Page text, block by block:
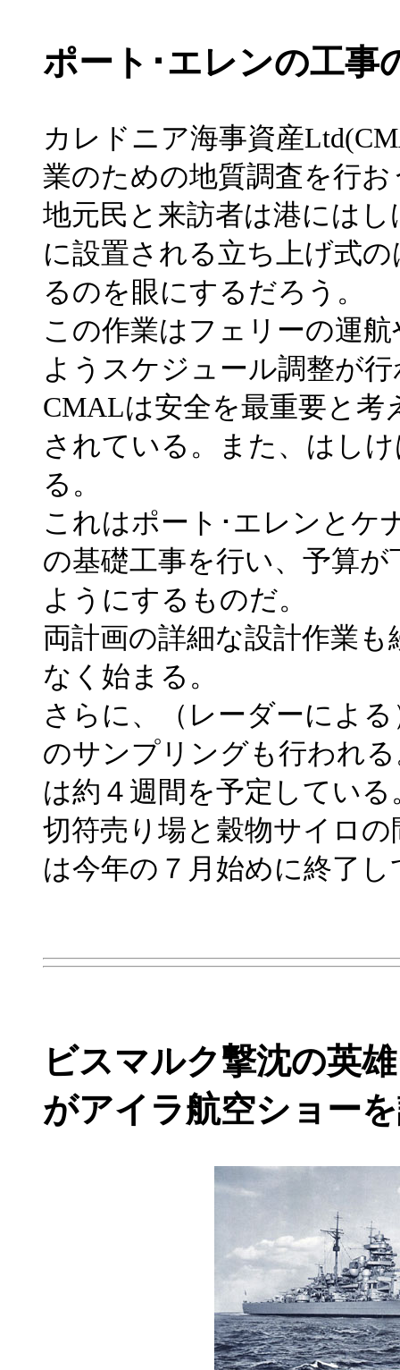
ポート･エレンの工事
カレドニア海事資産
業のための地質調査を行
地元民と来訪者は港には
に設置される立ち上げ式
るのを眼にするだろう。
この作業はフェリーの運
ようスケジュール調整が
CMALは安全を最重要と考
されている。また、はし
る。
これはポート･エレンとケ
の基礎工事を行い、予算
ようにするものだ。
両計画の詳細な設計作業
なく始まる。
さらに、（レーダーによ
のサンプリングも行われ
は約４週間を予定している
切符売り場と穀物サイロ
は今年の７月始めに終了し
ビスマルク撃沈の英
がアイラ航空ショー